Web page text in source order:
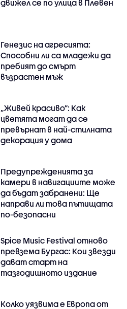
движел се по улица в Плевен
Генезис на агресията:
Способни ли са младежи да
пребият до смърт
възрастен мъж
„Живей красиво”: Как
цветята могат да се
превърнат в най-стилната
декорация у дома
Предупрежденията за
камери в навигациите може
да бъдат забранени: Ще
направи ли това пътищата
по-безопасни
Spice Music Festival отново
превзема Бургас: Кои звезди
дават старт на
тазгодишното издание
Колко уязвима е Европа от